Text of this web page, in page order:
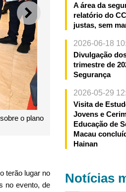
SEGUINTE
o plano
terão lugar no
no evento, de
A área da
relatório do
justas, sem
2026-06-18
Divulgação
trimestre de
Segurança
2026-05-29
Visita de
Jovens e
Educação de
Macau
Hainan
Notícias